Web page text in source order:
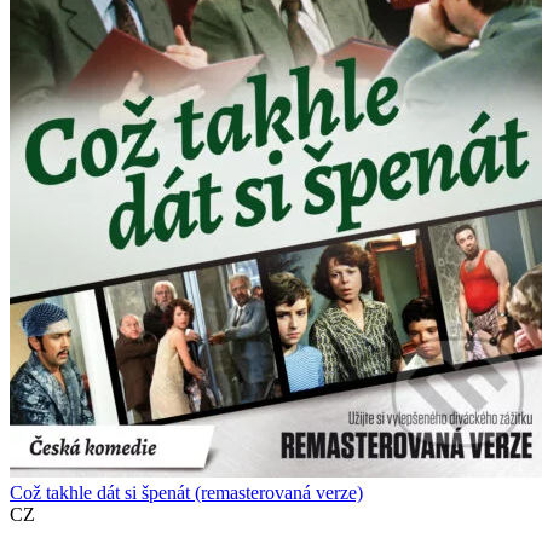
Což takhle dát si špenát (remasterovaná verze)
CZ